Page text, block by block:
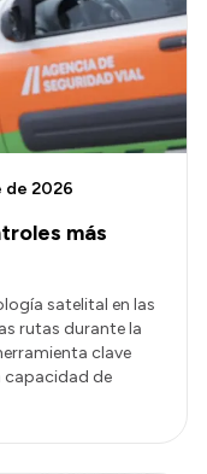
más
de 2026
satelital en las
rutas durante la
clave
capacidad de